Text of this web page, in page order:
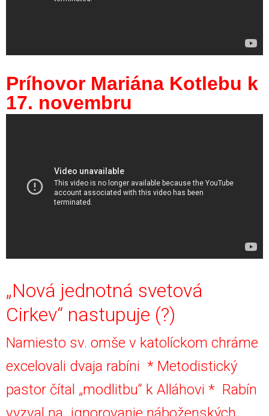
Príhovor Mariána Kotlebu k
17. novembru
„Nová jednotná svetová
Cirkev“ nastupuje (?)
Namiesto sv. omše v katolíckom chráme
excelovali dvaja rabíni * Metodistický
pastor čítal „modlitbu“ k Alláhovi * Rabín